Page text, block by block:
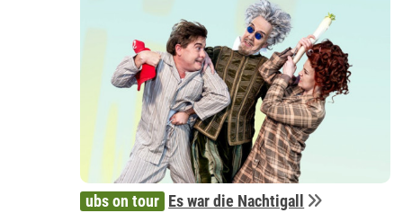
ubs on tour Es war die Nachtigall